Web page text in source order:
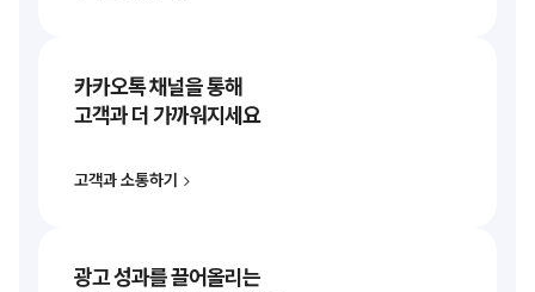
카카오톡 채널을 통해
고객과 더 가까워지세요
고객과 소통하기
광고 성과를 끌어올리는